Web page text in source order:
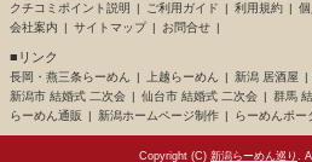
クチコミポイント説明 ご利用ガイド 利用規約
会社案内
サイトマップ お問合せ
■リンク
長岡・燕三条らーめん 上越らーめん 新潟 居酒屋
新潟市 結婚式 二次会
仙台市 結婚式 二次会 群馬
らーめん通販
新潟ホームページ制作 らーめんポー
Copyright (C) 新潟らーめん巡り .